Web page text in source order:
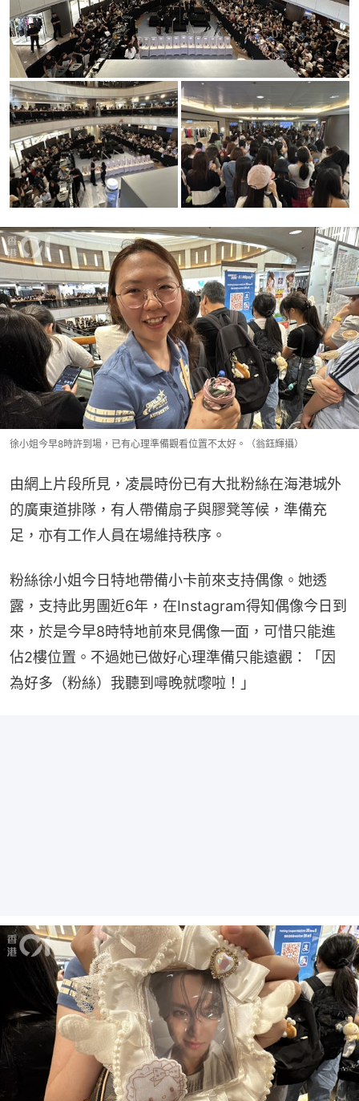
徐小姐今早8時許到場，已有心理準備觀看位置不太好。（翁鈺輝攝）
由網上片段所見，凌晨時份已有大批粉絲在海港城外
的廣東道排隊，有人帶備扇子與膠凳等候，準備充
足，亦有工作人員在場維持秩序。
粉絲徐小姐今日特地帶備小卡前來支持偶像。她透
露，支持此男團近6年，在Instagram得知偶像今日到
來，於是今早8時特地前來見偶像一面，可惜只能進
佔2樓位置。不過她已做好心理準備只能遠觀：「因
為好多（粉絲）我聽到噚晚就嚟啦！」